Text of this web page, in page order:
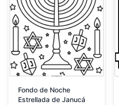
Fondo de Noche
Estrellada de Janucá